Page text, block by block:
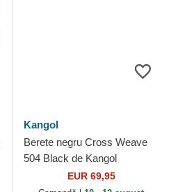
Kangol
Berete negru Cross Weave
504 Black de Kangol
EUR 69,95